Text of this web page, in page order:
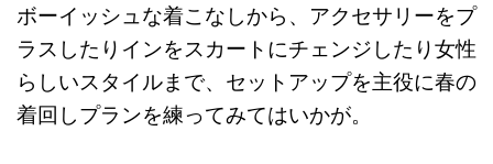
ボーイッシュな着こなしから、アクセサリーをプ
ラスしたりインをスカートにチェンジしたり女性
らしいスタイルまで、セットアップを主役に春の
着回しプランを練ってみてはいかが。